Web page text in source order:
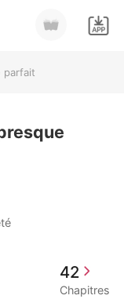
parfait
42
Chapitres